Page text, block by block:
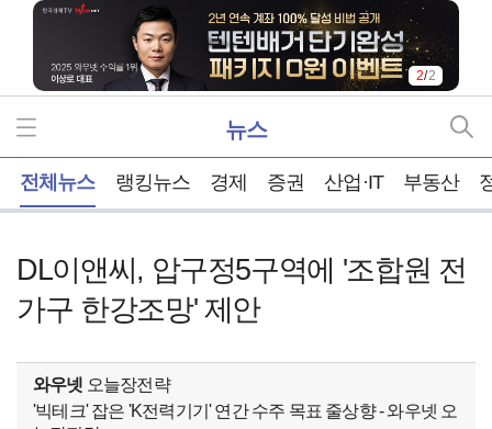
2/2
뉴스
전체뉴스 랭킹뉴스 경제 증권 산업·IT 부동산
DL이앤씨, 압구정5구역에 '조합원 전
가구 한강조망' 제안
와우넷 오늘장전략
'빅테크' 잡은 'K전력기기' 연간 수주 목표 줄상향 - 와우넷 오